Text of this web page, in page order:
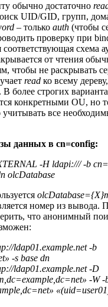
обычно достаточно
UID/GID, групп,
– только auth (чтобы
проверку при
соответствующая схема
от чтения
чтобы не раскрывать
read ко всему
более строгих
конкретными OU, но
все
данных в cn=config:
-H ldapi:/// -b
olcDatabase
номер из вывода.
что анонимный
ldap01.example.net -b
-s base dn
ldap01.example.net -D
-W -